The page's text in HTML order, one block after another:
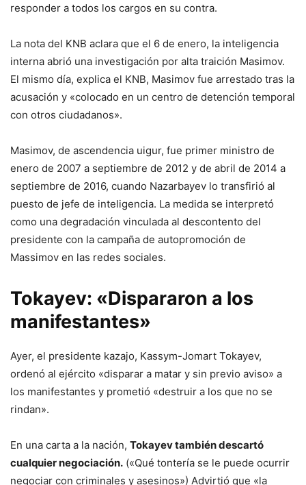
responder a todos los cargos en su contra.
La nota del KNB aclara que el 6 de enero, la inteligencia
interna abrió una investigación por alta traición Masimov.
El mismo día, explica el KNB, Masimov fue arrestado tras la
acusación y «colocado en un centro de detención temporal
con otros ciudadanos».
Masimov, de ascendencia uigur, fue primer ministro de
enero de 2007 a septiembre de 2012 y de abril de 2014 a
septiembre de 2016, cuando Nazarbayev lo transfirió al
puesto de jefe de inteligencia. La medida se interpretó
como una degradación vinculada al descontento del
presidente con la campaña de autopromoción de
Massimov en las redes sociales.
Tokayev: «Dispararon a los
manifestantes»
Ayer, el presidente kazajo, Kassym-Jomart Tokayev,
ordenó al ejército «disparar a matar y sin previo aviso» a
los manifestantes y prometió «destruir a los que no se
rindan».
En una carta a la nación, Tokayev también descartó
cualquier negociación. («Qué tontería se le puede ocurrir
negociar con criminales y asesinos») Advirtió que «la